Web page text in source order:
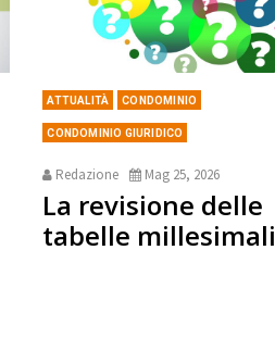
ATTUALITÀ CONDOMINIO
CONDOMINIO GIURIDICO
Redazione Mag 25, 2026
La revisione delle
tabelle millesimali